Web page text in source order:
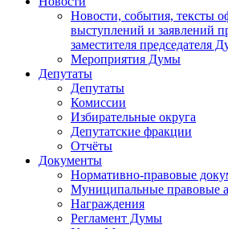
Новости, события, тексты
выступлений и заявлений
заместителя председателя
Мероприятия Думы
Депутаты
Депутаты
Комиссии
Избирательные округа
Депутатские фракции
Отчёты
Документы
Нормативно-правовые
Муниципальные правовые
Награждения
Регламент Думы